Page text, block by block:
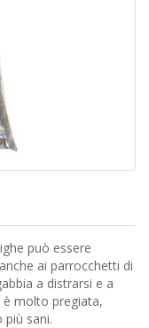
può essere
ai parrocchetti di
a distrarsi e a
è molto pregiata,
più sani.